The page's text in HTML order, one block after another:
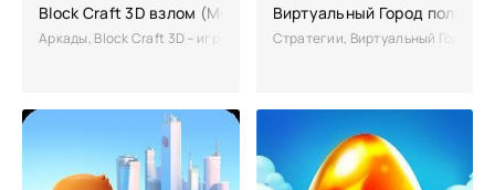
Block Craft 3D взлом (Мод много денег)
Аркады, Block Craft 3D – игра, основанная на творчестве, ведь
Виртуальный Город полная
Стратегии, Виртуальный Город